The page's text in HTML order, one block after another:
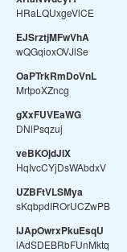
HRaLQUxgeVlCE
EJSrztjMFwVhA
wQGqioxOVJlSe
OaPTrkRmDoVnL
MrtpoXZncg
gXxFUVEaWG
DNlPsqzuj
veBKOjdJIX
HqIvcCYjDsWAbdxV
UZBFtVLSMya
sKqbpdIROrUCZwPB
lJApOwrxPkuEsqU
lAdSDEBRbFUnMktq